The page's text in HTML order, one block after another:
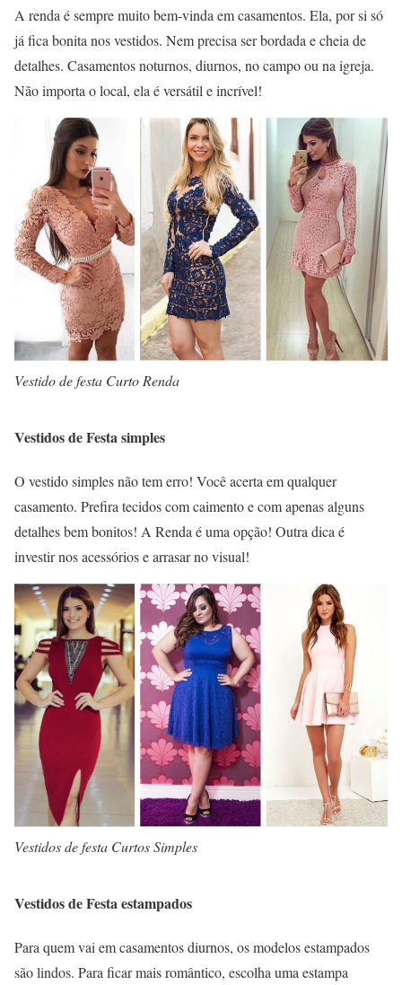
A renda é sempre muito bem-vinda em casamentos. Ela, por si só
já fica bonita nos vestidos. Nem precisa ser bordada e cheia de
detalhes. Casamentos noturnos, diurnos, no campo ou na igreja.
Não importa o local, ela é versátil e incrível!
Vestido de festa Curto Renda
Vestidos de Festa simples
O vestido simples não tem erro! Você acerta em qualquer
casamento. Prefira tecidos com caimento e com apenas alguns
detalhes bem bonitos! A Renda é uma opção! Outra dica é
investir nos acessórios e arrasar no visual!
Vestidos de festa Curtos Simples
Vestidos de Festa estampados
Para quem vai em casamentos diurnos, os modelos estampados
são lindos. Para ficar mais romântico, escolha uma estampa